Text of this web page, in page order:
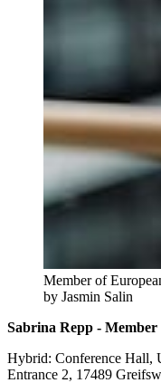
Member of
by Jasmin Salin
Sabrina Repp -
Hybrid: Conference Hall,
Entrance 2, 17489